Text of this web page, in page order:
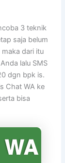
3 teknik
saja belum
dari itu
lalu SMS
dgn bpk is.
Chat WA ke
bisa